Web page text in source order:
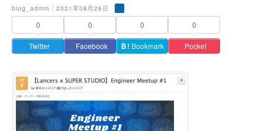
blog_admin｜2021年08月26日
0
Twitter
0
Facebook
0
Ｂ! Bookmark
0
Pocket